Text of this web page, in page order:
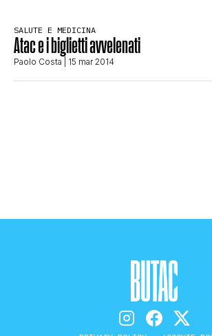
CLIMA ED ENERGIA
SALUTE E MEDICINA
Atac e i biglietti avvelenati
Paolo Costa | 15 mar 2014